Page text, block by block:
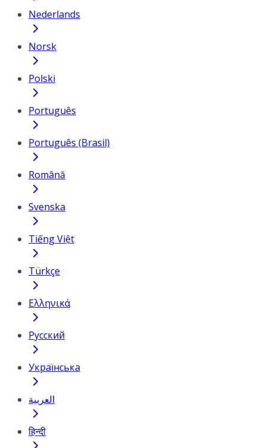
Nederlands
Norsk
Polski
Português
Português (Brasil)
Română
Svenska
Tiếng Việt
Türkçe
Ελληνικά
Русский
Українська
العربية
हिन्दी